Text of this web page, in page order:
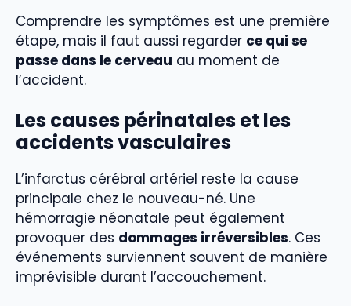
Comprendre les symptômes est une première
étape, mais il faut aussi regarder ce qui se
passe dans le cerveau au moment de
l’accident.
Les causes périnatales et les
accidents vasculaires
L’infarctus cérébral artériel reste la cause
principale chez le nouveau-né. Une
hémorragie néonatale peut également
provoquer des dommages irréversibles. Ces
événements surviennent souvent de manière
imprévisible durant l’accouchement.